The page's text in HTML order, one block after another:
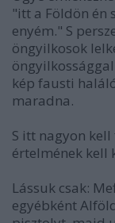
"itt a Földön én
enyém." S
öngyilkosok
kép fausti
maradna.
S itt nagyon
értelmének kell
Lássuk csak:
egyébként